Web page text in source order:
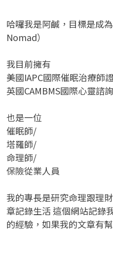
哈囉我是阿鹹，目標是成
Nomad）
我目前擁有
美國IAPC國際催眠治療師
英國CAMBMS國際心靈諮
也是一位
催眠師/
塔羅師/
命理師/
保險從業人員
我的專長是研究命理跟理
章記錄生活 這個網站記錄
的經驗，如果我的文章有